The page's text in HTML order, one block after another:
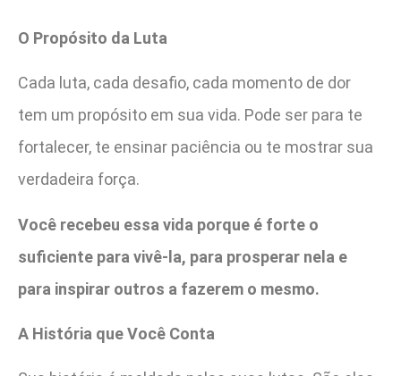
O Propósito da Luta
Cada luta, cada desafio, cada momento de dor
tem um propósito em sua vida. Pode ser para te
fortalecer, te ensinar paciência ou te mostrar sua
verdadeira força.
Você recebeu essa vida porque é forte o
suficiente para vivê-la, para prosperar nela e
para inspirar outros a fazerem o mesmo.
A História que Você Conta